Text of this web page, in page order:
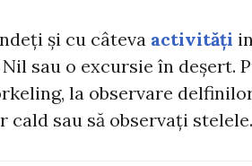
și cu câteva activități
sau o excursie în deșert.
la observare
cald sau să observați stelele.